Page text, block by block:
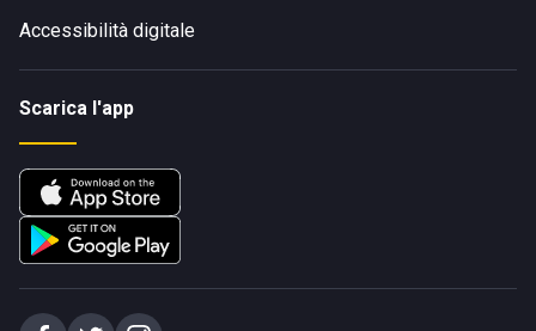
Accessibilità digitale
Scarica l'app